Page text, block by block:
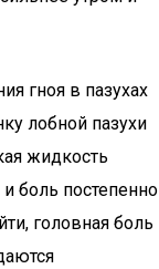
гноя в пазухах
лобной пазухи
жидкость
и боль постепенно
головная боль